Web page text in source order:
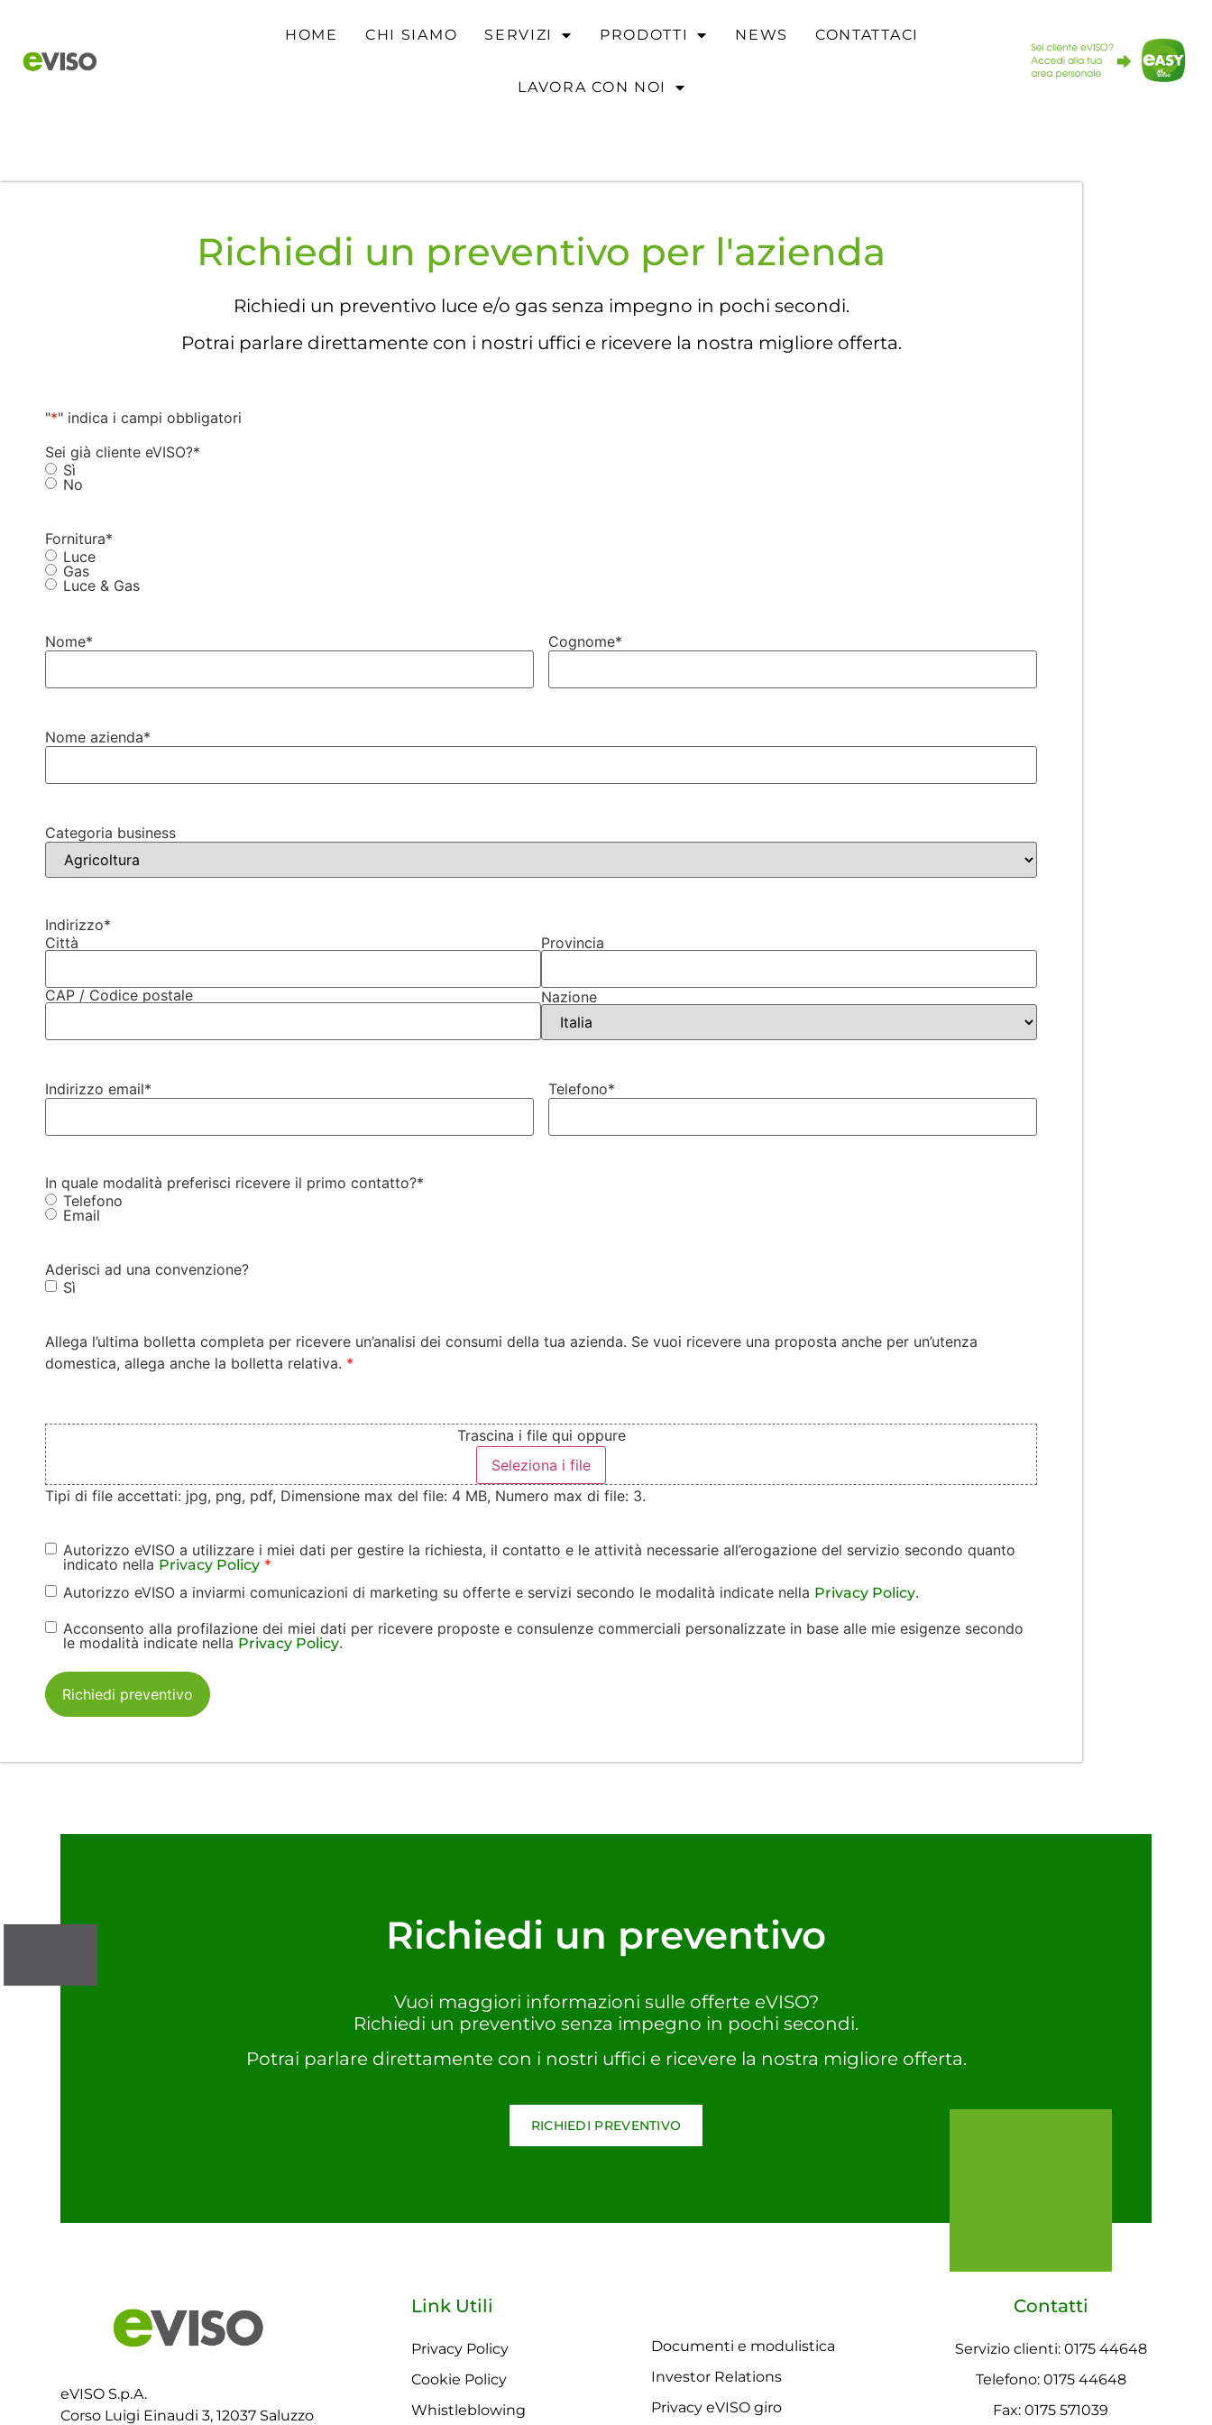
HOME CHI SIAMO SERVIZI PRODOTTI NEWS CONTATTACI
LAVORA CON NOI
Richiedi un preventivo per l'azienda
Richiedi un preventivo luce e/o gas senza impegno in pochi secondi.
Potrai parlare direttamente con i nostri uffici e ricevere la nostra migliore offerta.
"*" indica i campi obbligatori
Sei già cliente eVISO?*
Sì
No
Fornitura*
Luce
Gas
Luce & Gas
Nome* Cognome*
Nome azienda*
Categoria business
Indirizzo*
Città
Provincia
CAP / Codice postale Nazione
Indirizzo email* Telefono*
In quale modalità preferisci ricevere il primo contatto?*
Telefono
Email
Aderisci ad una convenzione?
Sì
Allega l’ultima bolletta completa per ricevere un’analisi dei consumi della tua azienda. Se vuoi ricevere una proposta anche per un’utenza
domestica, allega anche la bolletta relativa. *
Bolletta
Files
Trascina i file qui oppure
Seleziona i file
Tipi di file accettati: jpg, png, pdf, Dimensione max del file: 4 MB, Numero max di file: 3.
Consenso
Privacy
Base*
Autorizzo eVISO a utilizzare i miei dati per gestire la richiesta, il contatto e le attività necessarie all’erogazione del servizio secondo quanto
indicato nella Privacy Policy *
Consenso
Autorizzo eVISO a inviarmi comunicazioni di marketing su offerte e servizi secondo le modalità indicate nella Privacy Policy.
Consenso
Profilazione
/ Terzi
Acconsento alla profilazione dei miei dati per ricevere proposte e consulenze commerciali personalizzate in base alle mie esigenze secondo
le modalità indicate nella Privacy Policy.
Richiedi preventivo
Richiedi un preventivo
Vuoi maggiori informazioni sulle offerte eVISO?
Richiedi un preventivo senza impegno in pochi secondi.
Potrai parlare direttamente con i nostri uffici e ricevere la nostra migliore offerta.
RICHIEDI PREVENTIVO
eVISO S.p.A.
Corso Luigi Einaudi 3, 12037 Saluzzo
Link Utili
Privacy Policy
Cookie Policy
Whistleblowing
Documenti e modulistica
Investor Relations
Privacy eVISO giro
Contatti
Servizio clienti: 0175 44648
Telefono: 0175 44648
Fax: 0175 571039